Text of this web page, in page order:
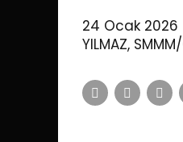
24 Ocak 2026
YILMAZ,